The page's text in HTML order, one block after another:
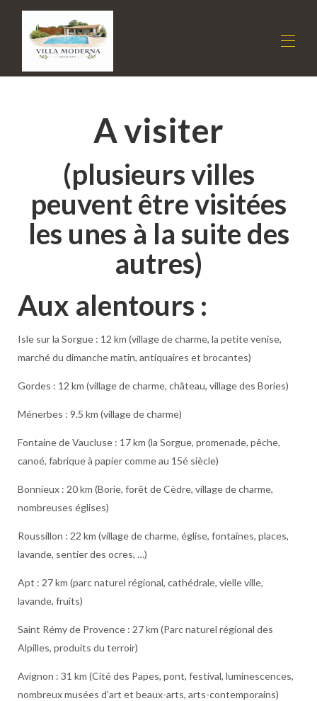
La villa
Tarifs
Appréciations
Contact
Conseils
A visiter
(plusieurs villes
peuvent être visitées
les unes à la suite des
autres)
Aux alentours :
Isle sur la Sorgue : 12 km (village de charme, la petite venise,
marché du dimanche matin, antiquaires et brocantes)
Gordes : 12 km (village de charme, château, village des Bories)
Ménerbes : 9.5 km (village de charme)
Fontaine de Vaucluse : 17 km (la Sorgue, promenade, pêche,
canoé, fabrique à papier comme au 15é siècle)
Bonnieux : 20 km (Borie, forêt de Cèdre, village de charme,
nombreuses églises)
Roussillon : 22 km (village de charme, église, fontaines, places,
lavande, sentier des ocres, …)
Apt : 27 km (parc naturel régional, cathédrale, vielle ville,
lavande, fruits)
Saint Rémy de Provence : 27 km (Parc naturel régional des
Alpilles, produits du terroir)
Avignon : 31 km (Cité des Papes, pont, festival, luminescences,
nombreux musées d’art et beaux-arts, arts-contemporains)